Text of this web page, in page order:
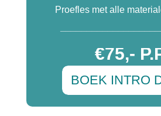
Proefles met alle
€75,-
BOEK INTRO